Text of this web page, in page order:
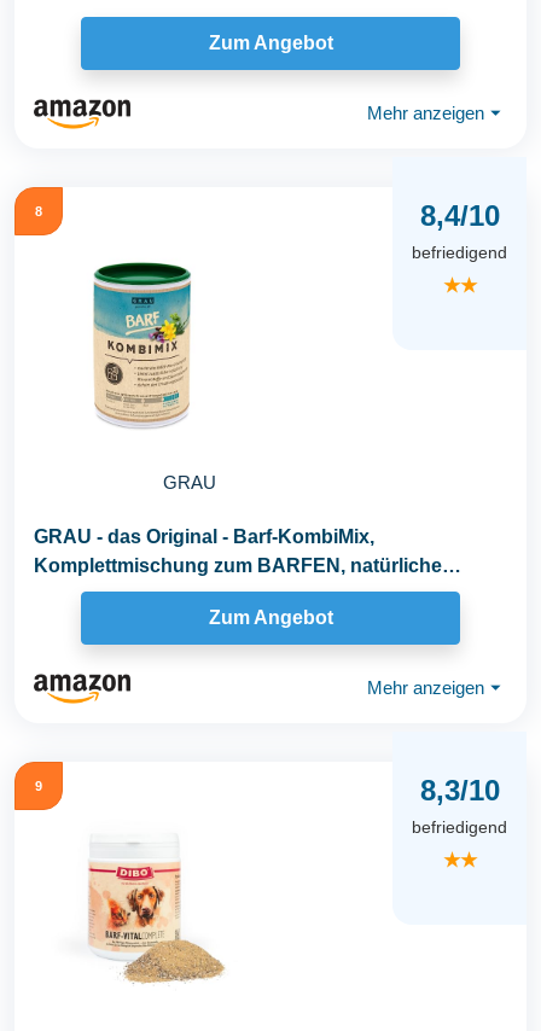
Zum Angebot
Mehr anzeigen ⏷
8
GRAU
8,4/10
befriedigend
★★
GRAU - das Original - Barf-KombiMix,
Komplettmischung zum BARFEN, natürliche
Rundumversorgung, 1er...
Zum Angebot
Mehr anzeigen ⏷
9 8,3/10
befriedigend
★★